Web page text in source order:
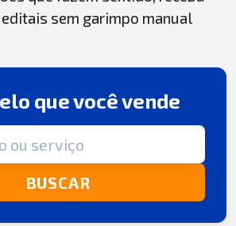
sem garimpo manual
que você vende
BUSCAR